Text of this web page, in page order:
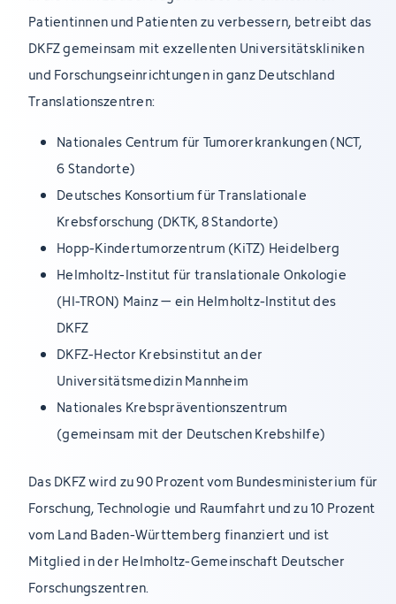
Patientinnen und Patienten zu verbessern, betreibt das
DKFZ gemeinsam mit exzellenten Universitätskliniken
und Forschungseinrichtungen in ganz Deutschland
Translationszentren:
Nationales Centrum für Tumorerkrankungen (NCT,
6 Standorte)
Deutsches Konsortium für Translationale
Krebsforschung (DKTK, 8 Standorte)
Hopp-Kindertumorzentrum (KiTZ) Heidelberg
Helmholtz-Institut für translationale Onkologie
(HI-TRON) Mainz – ein Helmholtz-Institut des
DKFZ
DKFZ-Hector Krebsinstitut an der
Universitätsmedizin Mannheim
Nationales Krebspräventionszentrum
(gemeinsam mit der Deutschen Krebshilfe)
Das DKFZ wird zu 90 Prozent vom Bundesministerium für
Forschung, Technologie und Raumfahrt und zu 10 Prozent
vom Land Baden-Württemberg finanziert und ist
Mitglied in der Helmholtz-Gemeinschaft Deutscher
Forschungszentren.